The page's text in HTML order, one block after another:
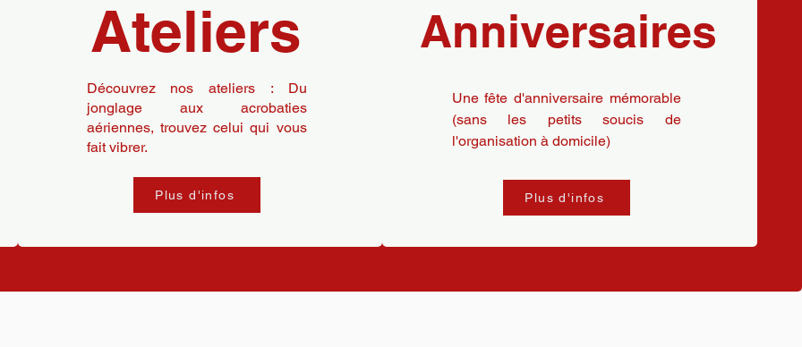
Ateliers
Découvrez nos ateliers : Du
jonglage aux acrobaties
aériennes, trouvez celui qui vous
fait vibrer.
Plus d'infos
Anniversaires
Une fête d'anniversaire mémorable
(sans les petits soucis de
l'organisation à domicile)
Plus d'infos